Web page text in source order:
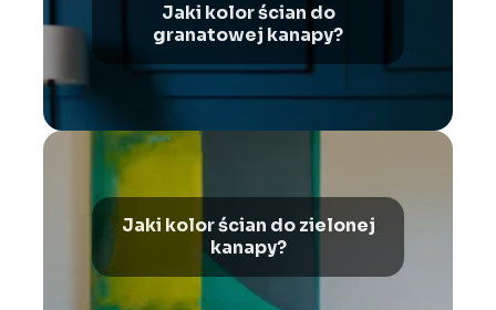
Jaki kolor ścian do
granatowej kanapy?
Jaki kolor ścian do zielonej
kanapy?